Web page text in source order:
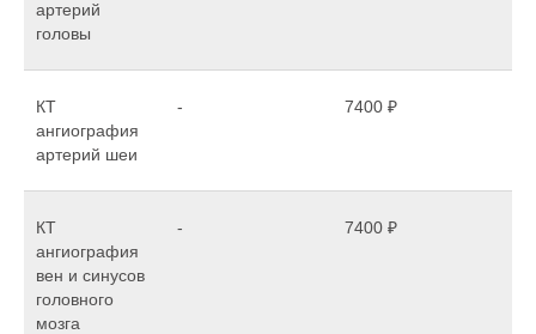
артерий
головы
КТ
ангиография
артерий шеи
- 7400 ₽
КТ
ангиография
вен и синусов
головного
мозга
- 7400 ₽
КТ ангиография - без очередей в
центре Волгограда
Прием без очередей по